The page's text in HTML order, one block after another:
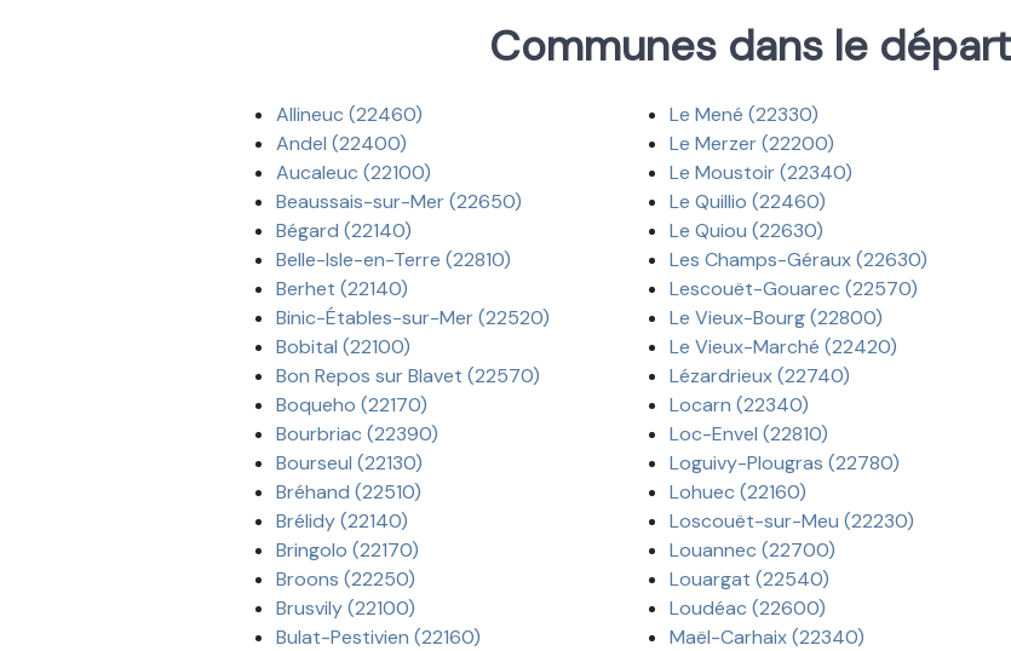
Communes dans le
Allineuc (22460)
Andel (22400)
Aucaleuc (22100)
Beaussais-sur-Mer (22650)
Bégard (22140)
Belle-Isle-en-Terre (22810)
Berhet (22140)
Binic-Étables-sur-Mer (22520)
Bobital (22100)
Bon Repos sur Blavet (22570)
Boqueho (22170)
Bourbriac (22390)
Bourseul (22130)
Bréhand (22510)
Brélidy (22140)
Bringolo (22170)
Broons (22250)
Brusvily (22100)
Bulat-Pestivien (22160)
Le Mené (22330)
Le Merzer (22200)
Le Moustoir (22340)
Le Quillio (22460)
Le Quiou (22630)
Les Champs-Géraux (22630)
Lescouët-Gouarec (22570)
Le Vieux-Bourg (22800)
Le Vieux-Marché (22420)
Lézardrieux (22740)
Locarn (22340)
Loc-Envel (22810)
Loguivy-Plougras (22780)
Lohuec (22160)
Loscouët-sur-Meu (22230)
Louannec (22700)
Louargat (22540)
Loudéac (22600)
Maël-Carhaix (22340)